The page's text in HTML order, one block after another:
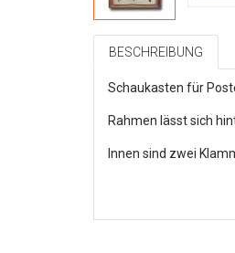
BESCHREIBUNG
Schaukasten für
Rahmen lässt sich
Innen sind zwei